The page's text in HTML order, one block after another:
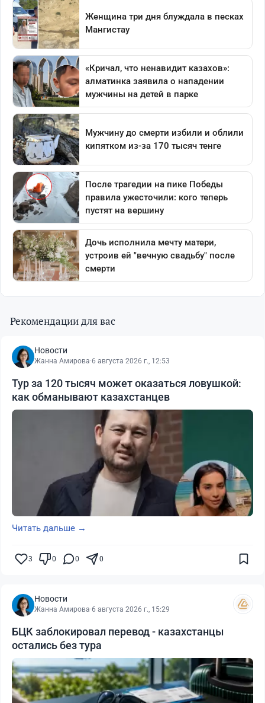
Рекомендации для вас
Новости
Жанна Амирова·6 августа 2026 г., 12:53
Тур за 120 тысяч может оказаться ловушкой:
как обманывают казахстанцев
Читать дальше →
3 0 0 0
Новости
Жанна Амирова·6 августа 2026 г., 15:29
БЦК заблокировал перевод - казахстанцы
остались без тура